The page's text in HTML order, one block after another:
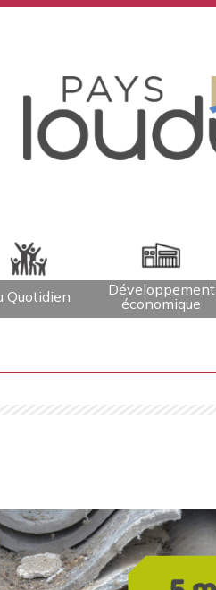
Quotidien
Développement
économique